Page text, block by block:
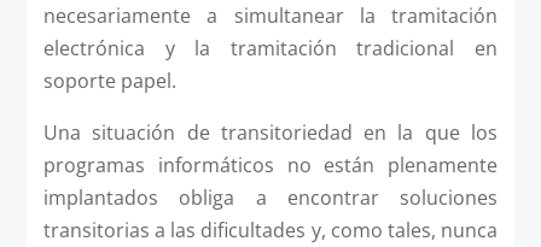
necesariamente a simultanear la tramitación
electrónica y la tramitación tradicional en
soporte papel.
Una situación de transitoriedad en la que los
programas informáticos no están plenamente
implantados obliga a encontrar soluciones
transitorias a las dificultades y, como tales, nunca